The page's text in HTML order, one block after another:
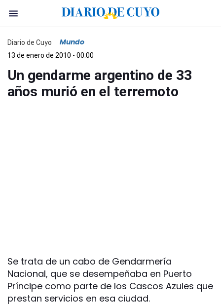
Diario de Cuyo Mundo
13 de enero de 2010 - 00:00
Un gendarme argentino de 33
años murió en el terremoto
Se trata de un cabo de Gendarmería
Nacional, que se desempeñaba en Puerto
Príncipe como parte de los Cascos Azules que
prestan servicios en esa ciudad.